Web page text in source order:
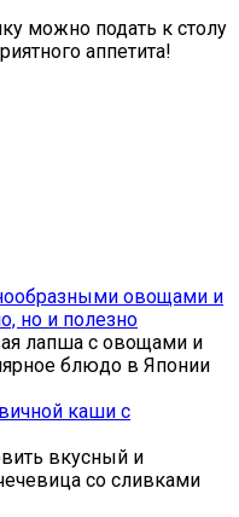
можно подать к столу
аппетита!
овощами и
но и полезно
лапша с овощами и
блюдо в Японии
каши с
вкусный и
со сливками